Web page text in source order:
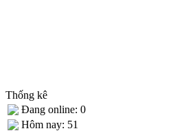
Thống kê
Đang online: 0
Hôm nay: 51